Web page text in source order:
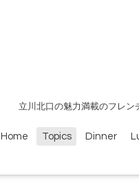
立川北口の魅力満載のフレン
Home Topics Dinner